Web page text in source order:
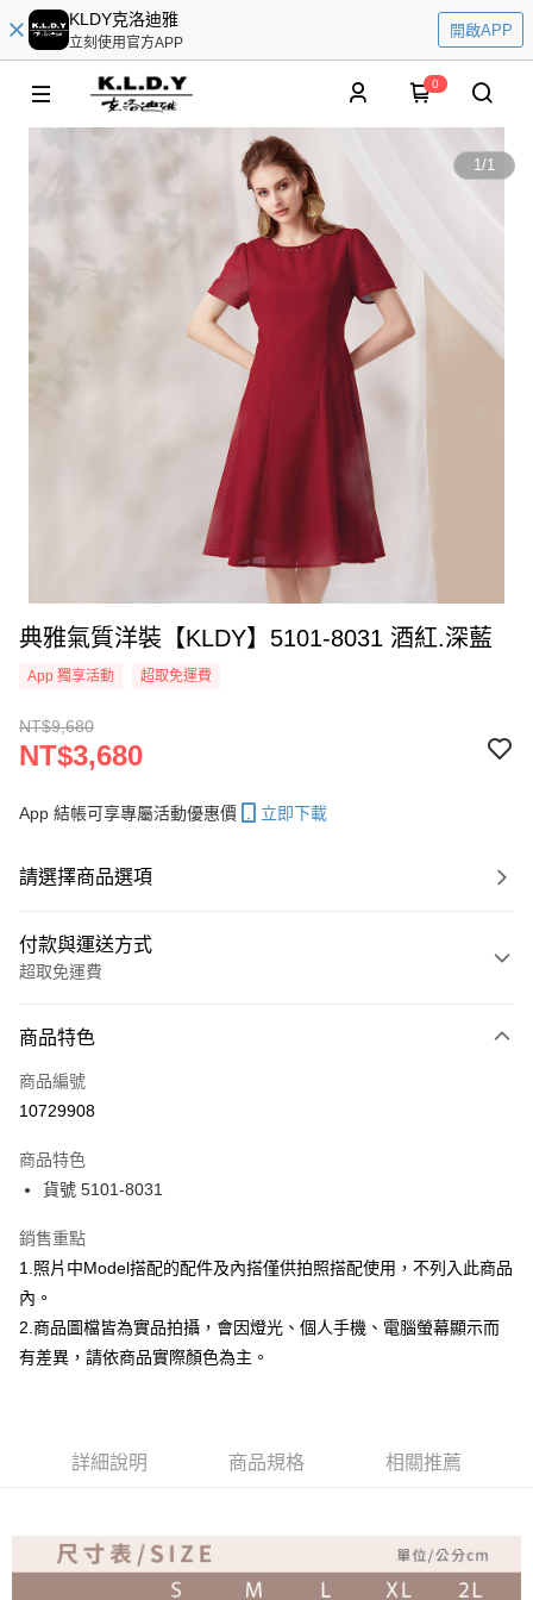
KLDY克洛迪雅
立刻使用官方APP
開啟APP
0
1/1
典雅氣質洋裝【KLDY】5101-8031 酒紅.深藍
App 獨享活動 超取免運費
NT$9,680
NT$3,680
App 結帳可享專屬活動優惠價 立即下載
請選擇商品選項
付款與運送方式
超取免運費
信用卡一次付款
超商取貨付款
ATM付款
運送方式
全家取貨付款
付款後全家取貨
免運費
商品特色
商品編號
10729908
商品特色
貨號 5101-8031
銷售重點
1.照片中Model搭配的配件及內搭僅供拍照搭配使用，不列入此商品
內。
2.商品圖檔皆為實品拍攝，會因燈光、個人手機、電腦螢幕顯示而
有差異，請依商品實際顏色為主。
詳細說明 商品規格 相關推薦